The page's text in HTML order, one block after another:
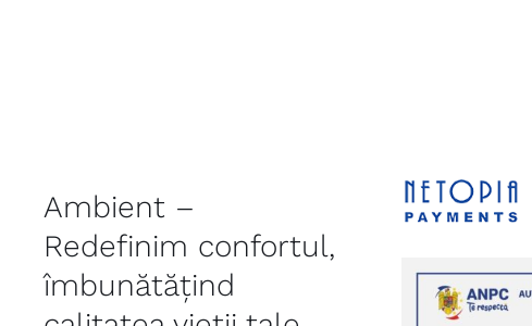
Ambient –
Redefinim confortul,
îmbunătățind